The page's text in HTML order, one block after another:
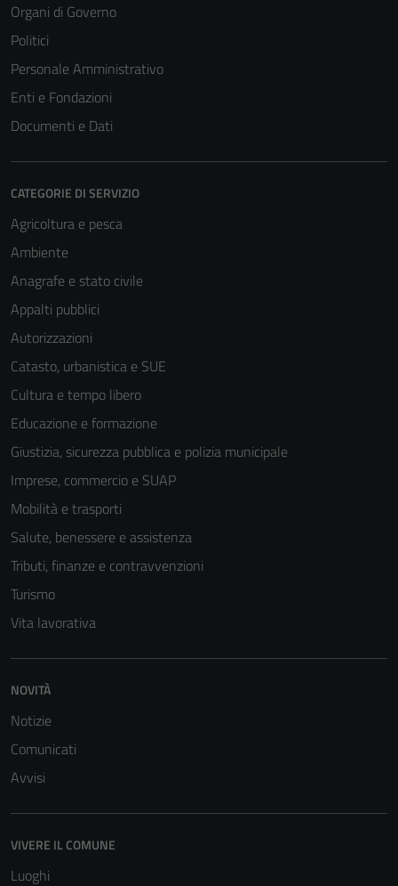
Organi di Governo
Politici
Personale Amministrativo
Enti e Fondazioni
Documenti e Dati
CATEGORIE DI SERVIZIO
Agricoltura e pesca
Ambiente
Anagrafe e stato civile
Appalti pubblici
Autorizzazioni
Catasto, urbanistica e SUE
Cultura e tempo libero
Educazione e formazione
Giustizia, sicurezza pubblica e polizia municipale
Imprese, commercio e SUAP
Mobilità e trasporti
Salute, benessere e assistenza
Tributi, finanze e contravvenzioni
Turismo
Vita lavorativa
NOVITÀ
Notizie
Comunicati
Avvisi
VIVERE IL COMUNE
Luoghi